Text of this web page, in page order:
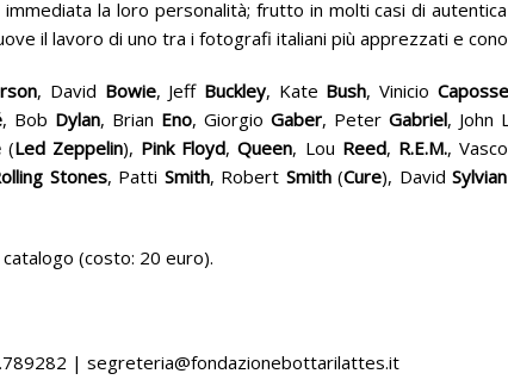
la loro personalità; frutto in molti casi di
il lavoro di uno tra i fotografi italiani più apprezzati e
, David Bowie, Jeff Buckley, Kate Bush, Vinicio
, Bob Dylan, Brian Eno, Giorgio Gaber, Peter Gabriel, John
(Led Zeppelin), Pink Floyd,Queen, Lou Reed, R.E.M., Vasco
Stones, Patti Smith, Robert Smith(Cure), David Sylvian
(costo: 20 euro).
| segreteria@fondazionebottarilattes.it